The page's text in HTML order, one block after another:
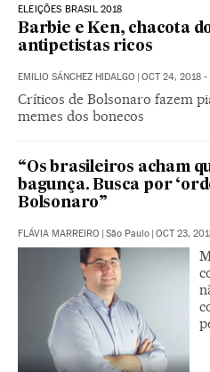
ELEIÇÕES BRASIL 2018
Barbie e Ken, chacota
antipetistas ricos
EMILIO SÁNCHEZ HIDALGO | OCT 24, 2018 -
Críticos de Bolsonaro fazem
memes dos bonecos
“Os brasileiros acham
bagunça. Busca por
Bolsonaro”
FLÁVIA MARREIRO | São Paulo | OCT 23,